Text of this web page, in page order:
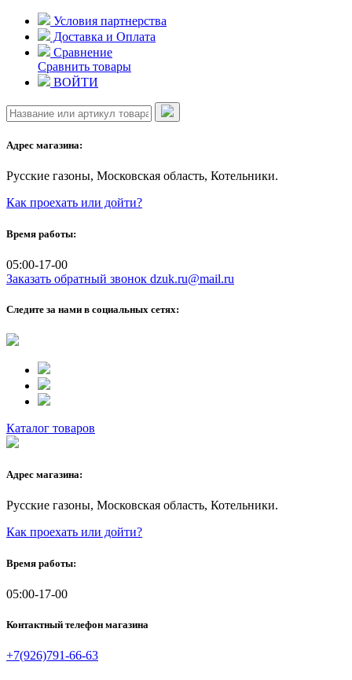
Skip
content
Условия партнерства
Доставка и Оплата
Сравнение
Сравнить товары
ВОЙТИ
Адрес магазина:
Русские газоны, Московская область, Котельники.
Как проехать или дойти?
Время работы:
05:00-17-00
Заказать обратный звонок dzuk.ru@mail.ru
Следите за нами в социальных сетях:
Каталог товаров
Адрес магазина:
Русские газоны, Московская область, Котельники.
Как проехать или дойти?
Время работы:
05:00-17-00
Контактный телефон магазина
+7(926)791-66-63